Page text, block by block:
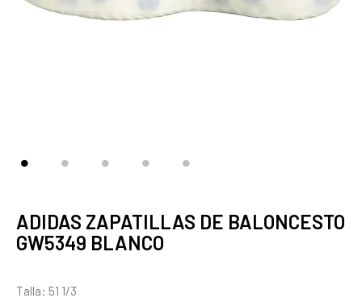
ADIDAS ZAPATILLAS DE BALONCESTO
GW5349 BLANCO
Talla: 51 1/3